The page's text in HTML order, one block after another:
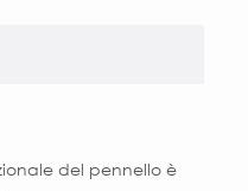
del pennello è